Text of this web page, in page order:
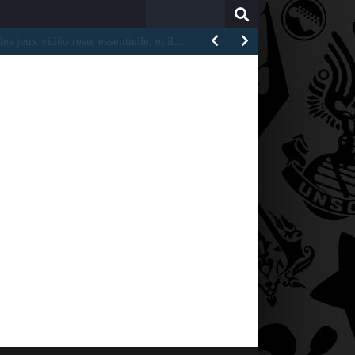
Halo: Campaign Evolved n’obtiendrait pas des…